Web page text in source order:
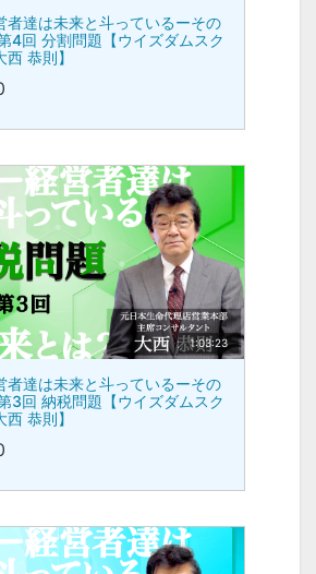
者達は未来と斗っているーその
4回 分割問題【ウイズダムスク
恭則】
1:03:23
者達は未来と斗っているーその
3回 納税問題【ウイズダムスク
恭則】